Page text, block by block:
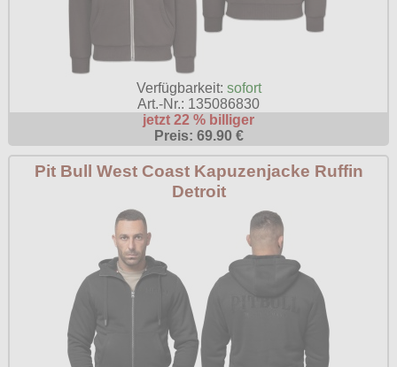
Verfügbarkeit: sofort
Art.-Nr.: 135086830
jetzt 22 % billiger
Preis: 69.90 €
Pit Bull West Coast Kapuzenjacke Ruffin
Detroit